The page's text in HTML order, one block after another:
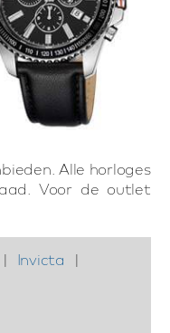
Alle horloges
Voor de outlet
| Invicta |